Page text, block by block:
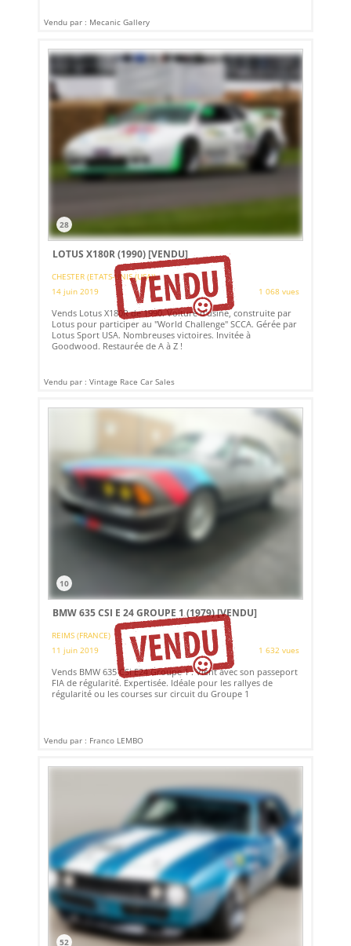
Vendu par : Mecanic Gallery
28
LOTUS X180R (1990)[VENDU]
CHESTER (ETATS-UNIS (USA))
14 juin 2019
1 068 vues
Vends Lotus X180R de 1990. Voiture d'usine, construite par
Lotus pour participer au "World Challenge" SCCA. Gérée par
Lotus Sport USA. Nombreuses victoires. Invitée à
Goodwood. Restaurée de A à Z !
Vendu par : Vintage Race Car Sales
10
BMW 635 CSI E 24 GROUPE 1 (1979)[VENDU]
REIMS (FRANCE)
11 juin 2019
1 632 vues
Vends BMW 635 CSi E24 Groupe 1 . Vient avec son passeport
FIA de régularité. Expertisée. Idéale pour les rallyes de
régularité ou les courses sur circuit du Groupe 1
Vendu par : Franco LEMBO
52